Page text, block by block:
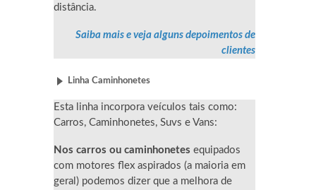
distância.
Saiba mais e veja alguns depoimentos de
clientes
Linha Caminhonetes
Esta linha incorpora veículos tais como:
Carros, Caminhonetes, Suvs e Vans:
Nos carros ou caminhonetes equipados
com motores flex aspirados (a maioria em
geral) podemos dizer que a melhora de